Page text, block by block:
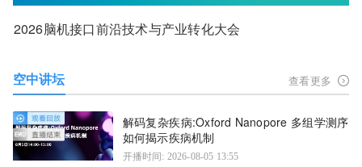
2026脑机接口前沿技术与产业转化大会
空中讲坛 查看更多
解码复杂疾病:Oxford Nanopore 多组学测序
如何揭示疾病机制
开播时间: 2026-08-05 13:55